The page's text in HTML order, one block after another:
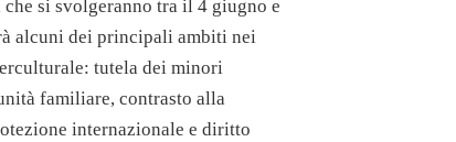
si svolgeranno tra il 4 giugno e
alcuni dei principali ambiti nei
tutela dei minori
familiare, contrasto alla
internazionale e diritto